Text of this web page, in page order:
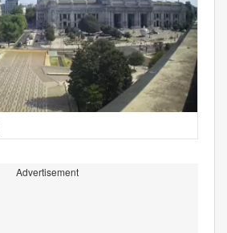
Advertisement